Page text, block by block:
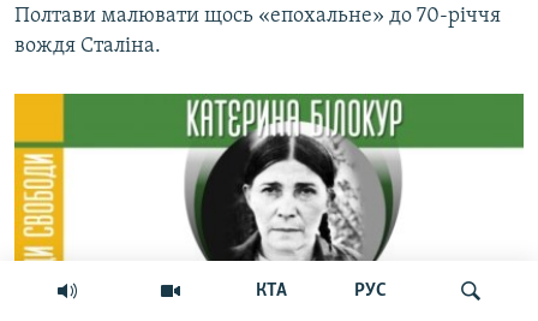
КТА РУС
Полтави малювати щось «епохальне» до 70-річчя
вождя Сталіна.